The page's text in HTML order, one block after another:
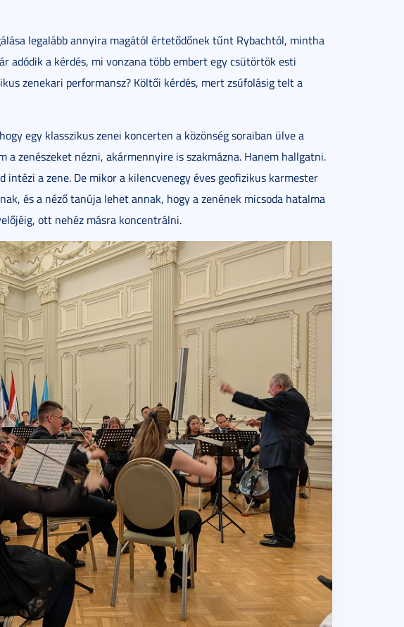
legalább annyira magától értetődőnek tűnt Rybachtól, mintha
adódik a kérdés, mi vonzana több embert egy csütörtök esti
zenekari performansz? Költői kérdés, mert zsúfolásig telt a
egy klasszikus zenei koncerten a közönség soraiban ülve a
a zenészeket nézni, akármennyire is szakmázna. Hanem hallgatni.
intézi a zene. De mikor a kilencvenegy éves geofizikus karmester
és a néző tanúja lehet annak, hogy a zenének micsoda hatalma
ott nehéz másra koncentrálni.